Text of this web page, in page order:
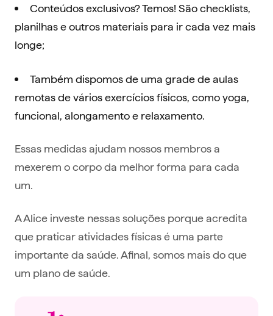
Conteúdos exclusivos? Temos! São checklists,
planilhas e outros materiais para ir cada vez mais
longe;
Também dispomos de uma grade de aulas
remotas de vários exercícios físicos, como yoga,
funcional, alongamento e relaxamento.
Essas medidas ajudam nossos membros a
mexerem o corpo da melhor forma para cada
um.
A Alice investe nessas soluções porque acredita
que praticar atividades físicas é uma parte
importante da saúde. Afinal, somos mais do que
um plano de saúde.